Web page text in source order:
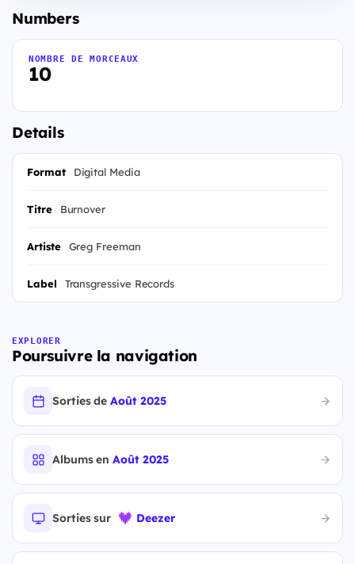
Numbers
10
NOMBRE DE MORCEAUX
Details
Format Digital Media
Titre Burnover
Artiste Greg Freeman
Label Transgressive Records
EXPLORER
Poursuivre la navigation
Sorties deAoût 2025
Albums enAoût 2025
Sorties sur Deezer